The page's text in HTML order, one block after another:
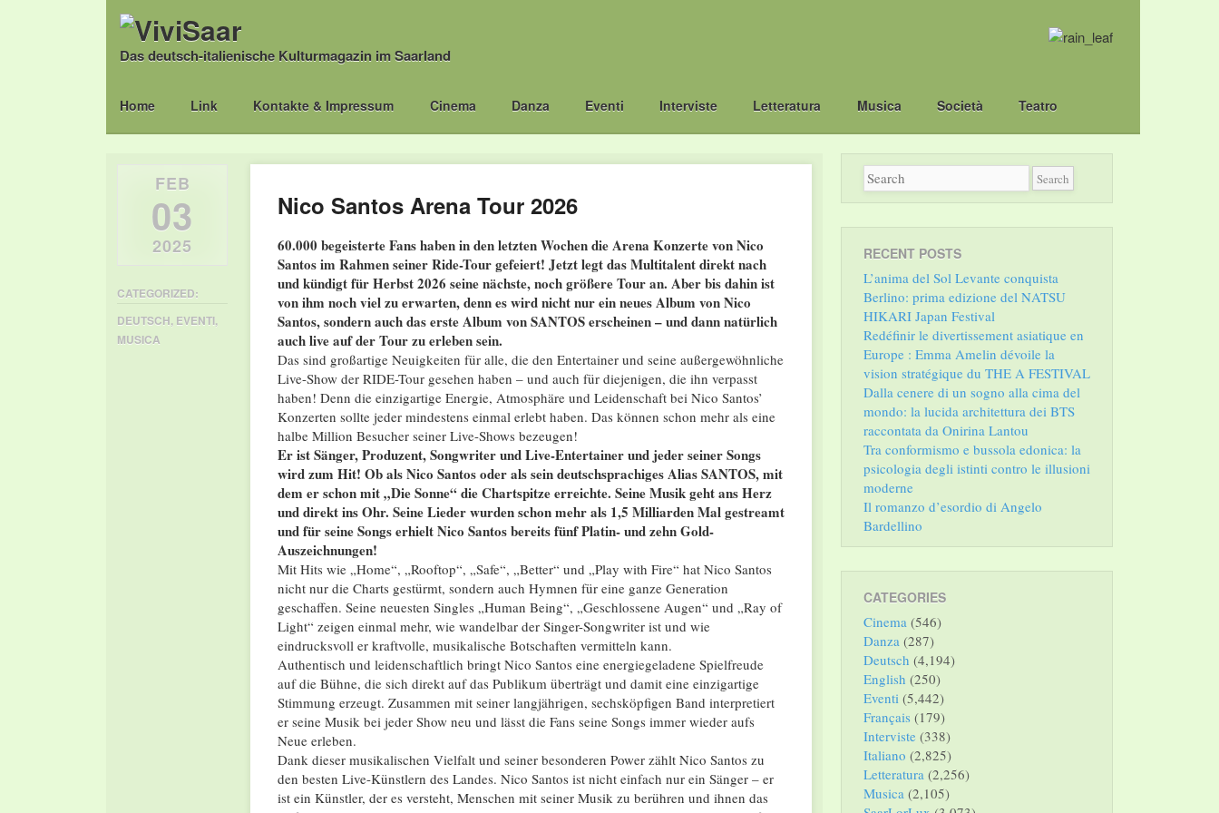
Das deutsch-italienische Kulturmagazin im Saarland
Main menu
Skip
Home Link Kontakte & Impressum Cinema Danza Eventi Interviste Letteratura Musica Società Teatro
Nico Santos Arena Tour 2026
60.000 begeisterte Fans haben in den letzten Wochen die Arena Konzerte von Nico
Santos im Rahmen seiner Ride-Tour gefeiert! Jetzt legt das Multitalent direkt nach
und kündigt für Herbst 2026 seine nächste, noch größere Tour an. Aber bis dahin ist
von ihm noch viel zu erwarten, denn es wird nicht nur ein neues Album von Nico
Santos, sondern auch das erste Album von SANTOS erscheinen – und dann natürlich
auch live auf der Tour zu erleben sein.
Das sind großartige Neuigkeiten für alle, die den Entertainer und seine außergewöhnliche
Live-Show der RIDE-Tour gesehen haben – und auch für diejenigen, die ihn verpasst
haben! Denn die einzigartige Energie, Atmosphäre und Leidenschaft bei Nico Santos’
Konzerten sollte jeder mindestens einmal erlebt haben. Das können schon mehr als eine
halbe Million Besucher seiner Live-Shows bezeugen!
Er ist Sänger, Produzent, Songwriter und Live-Entertainer und jeder seiner Songs
wird zum Hit! Ob als Nico Santos oder als sein deutschsprachiges Alias SANTOS, mit
dem er schon mit „Die Sonne“ die Chartspitze erreichte. Seine Musik geht ans Herz
und direkt ins Ohr. Seine Lieder wurden schon mehr als 1,5 Milliarden Mal gestreamt
und für seine Songs erhielt Nico Santos bereits fünf Platin- und zehn Gold-
Auszeichnungen!
Mit Hits wie „Home“, „Rooftop“, „Safe“, „Better“ und „Play with Fire“ hat Nico Santos
nicht nur die Charts gestürmt, sondern auch Hymnen für eine ganze Generation
geschaffen. Seine neuesten Singles „Human Being“, „Geschlossene Augen“ und „Ray of
Light“ zeigen einmal mehr, wie wandelbar der Singer-Songwriter ist und wie
eindrucksvoll er kraftvolle, musikalische Botschaften vermitteln kann.
Authentisch und leidenschaftlich bringt Nico Santos eine energiegeladene Spielfreude
auf die Bühne, die sich direkt auf das Publikum überträgt und damit eine einzigartige
Stimmung erzeugt. Zusammen mit seiner langjährigen, sechsköpfigen Band interpretiert
er seine Musik bei jeder Show neu und lässt die Fans seine Songs immer wieder aufs
Neue erleben.
Dank dieser musikalischen Vielfalt und seiner besonderen Power zählt Nico Santos zu
den besten Live-Künstlern des Landes. Nico Santos ist nicht einfach nur ein Sänger – er
ist ein Künstler, der es versteht, Menschen mit seiner Musik zu berühren und ihnen das
FEB
03
2025
CATEGORIZED:
DEUTSCH, EVENTI,
MUSICA
RECENT POSTS
L’anima del Sol Levante conquista
Berlino: prima edizione del NATSU
HIKARI Japan Festival
Redéfinir le divertissement asiatique en
Europe : Emma Amelin dévoile la
vision stratégique du THE A FESTIVAL
Dalla cenere di un sogno alla cima del
mondo: la lucida architettura dei BTS
raccontata da Onirina Lantou
Tra conformismo e bussola edonica: la
psicologia degli istinti contro le illusioni
moderne
Il romanzo d’esordio di Angelo
Bardellino
CATEGORIES
Cinema (546)
Danza (287)
Deutsch (4,194)
English (250)
Eventi (5,442)
Français (179)
Interviste (338)
Italiano (2,825)
Letteratura (2,256)
Musica (2,105)